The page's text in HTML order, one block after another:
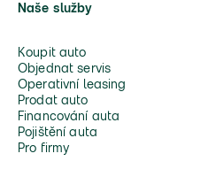
Naše služby
Koupit auto
Objednat servis
Operativní leasing
Prodat auto
Financování auta
Pojištění auta
Pro firmy